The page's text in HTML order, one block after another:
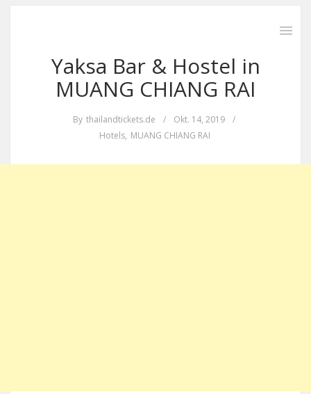
Yaksa Bar & Hostel in
MUANG CHIANG RAI
By thailandtickets.de / Okt. 14, 2019
/
Hotels, MUANG CHIANG RAI